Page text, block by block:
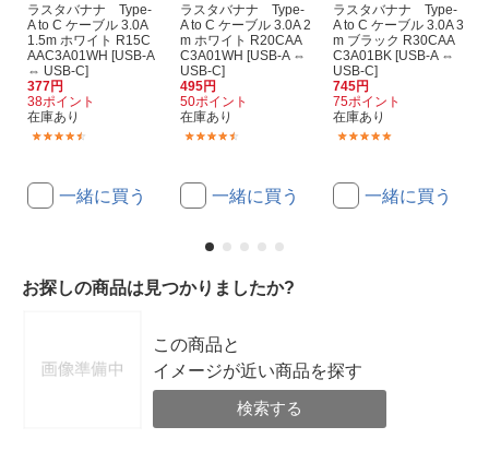
ラスタバナナ Type-
A to C ケーブル 3.0A
1.5m ホワイト R15C
AAC3A01WH [USB-A
⇔ USB-C]
377円
38ポイント
在庫あり
一緒に買う
ラスタバナナ Type-
A to C ケーブル 3.0A 2
m ホワイト R20CAA
C3A01WH [USB-A ⇔
USB-C]
495円
50ポイント
在庫あり
一緒に買う
ラスタバナナ Type-
A to C ケーブル 3.0A 3
m ブラック R30CAA
C3A01BK [USB-A ⇔
USB-C]
745円
75ポイント
在庫あり
一緒に買う
お探しの商品は見つかりましたか?
この商品と
イメージが近い商品を探す
検索する